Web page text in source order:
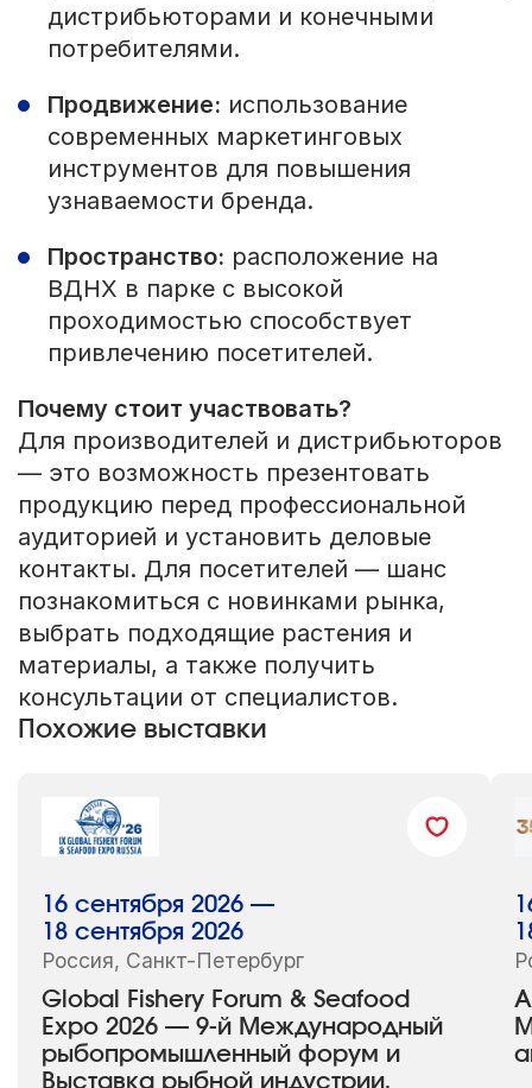
дистрибьюторами и конечными
потребителями.
Продвижение: использование
современных маркетинговых
инструментов для повышения
узнаваемости бренда.
Пространство: расположение на
ВДНХ в парке с высокой
проходимостью способствует
привлечению посетителей.
Почему стоит участвовать?
Для производителей и дистрибьюторов
— это возможность презентовать
продукцию перед профессиональной
аудиторией и установить деловые
контакты. Для посетителей — шанс
познакомиться с новинками рынка,
выбрать подходящие растения и
материалы, а также получить
консультации от специалистов.
Похожие выставки
Global Fishery Forum & Seafood
Expo 2026 — 9-й Международный
рыбопромышленный форум и
Выставка рыбной индустрии,
16 сентября 2026 —
18 сентября 2026
Россия, Санкт-Петербург